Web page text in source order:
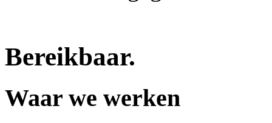
Bereikbaar.
Waar we werken